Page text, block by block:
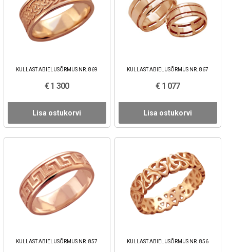
KULLAST ABIELUSÕRMUS NR. 869
€ 1 300
Lisa ostukorvi
KULLAST ABIELUSÕRMUS NR. 867
€ 1 077
Lisa ostukorvi
KULLAST ABIELUSÕRMUS NR. 857 KULLAST ABIELUSÕRMUS NR. 856